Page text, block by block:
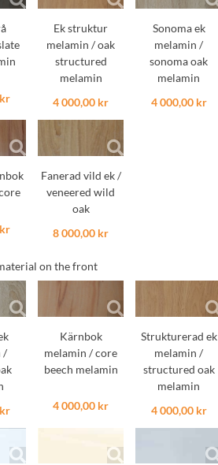
Ek struktur
melamin / oak
structured
melamin
4 000,00 kr
Sonoma ek
melamin /
sonoma oak
melamin
4 000,00 kr
Fanerad vild ek /
veneered wild
oak
8 000,00 kr
on the front
/
Kärnbok
melamin / core
beech melamin
4 000,00 kr
Strukturerad ek
melamin /
structured oak
melamin
4 000,00 kr